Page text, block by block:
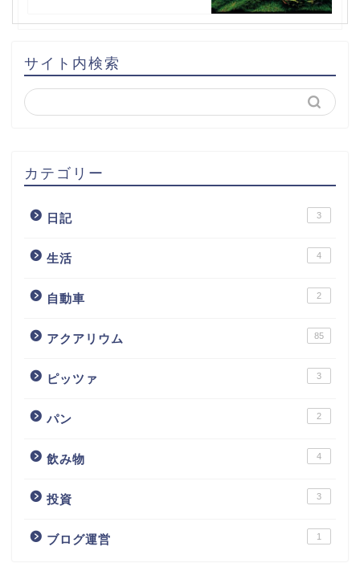
サイト内検索
カテゴリー
日記 3
生活 4
自動車 2
アクアリウム 85
ピッツァ 3
パン 2
飲み物 4
投資 3
ブログ運営 1